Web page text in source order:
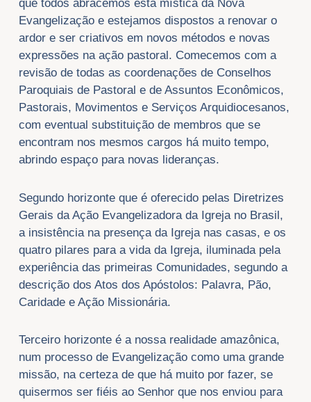
que todos abracemos esta mística da Nova
Evangelização e estejamos dispostos a renovar o
ardor e ser criativos em novos métodos e novas
expressões na ação pastoral. Comecemos com a
revisão de todas as coordenações de Conselhos
Paroquiais de Pastoral e de Assuntos Econômicos,
Pastorais, Movimentos e Serviços Arquidiocesanos,
com eventual substituição de membros que se
encontram nos mesmos cargos há muito tempo,
abrindo espaço para novas lideranças.
Segundo horizonte que é oferecido pelas Diretrizes
Gerais da Ação Evangelizadora da Igreja no Brasil,
a insistência na presença da Igreja nas casas, e os
quatro pilares para a vida da Igreja, iluminada pela
experiência das primeiras Comunidades, segundo a
descrição dos Atos dos Apóstolos: Palavra, Pão,
Caridade e Ação Missionária.
Terceiro horizonte é a nossa realidade amazônica,
num processo de Evangelização como uma grande
missão, na certeza de que há muito por fazer, se
quisermos ser fiéis ao Senhor que nos enviou para